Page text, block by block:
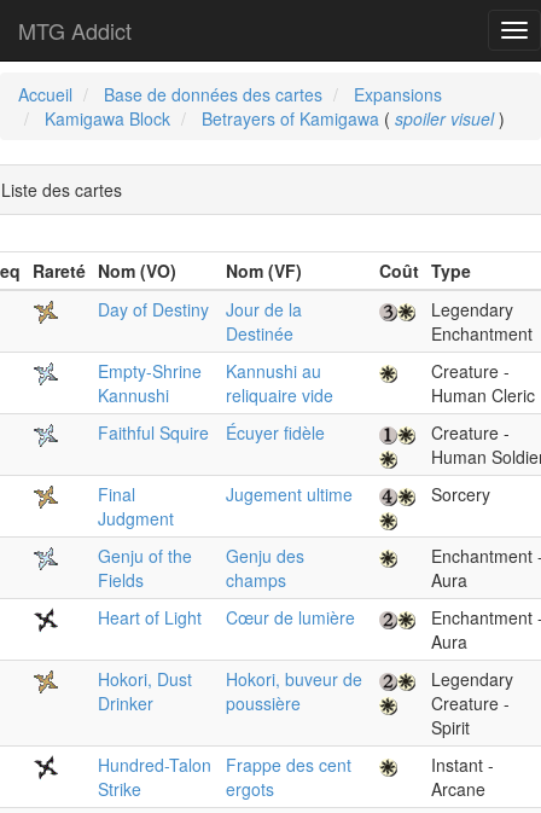
MTG Addict
Accueil Base de données des cartes
Expansions
Kamigawa Block
Betrayers of Kamigawa ( spoiler visuel )
Liste des cartes
Rareté Nom (VO) Nom (VF) Coût Type
Day of Destiny
Jour de la
Destinée
Legendary
Enchantment
Empty-Shrine
Kannushi
Kannushi au
reliquaire vide
Creature -
Human Cleric
Faithful Squire
Écuyer fidèle
Creature -
Human
Final
Judgment
Jugement ultime Sorcery
Genju of the
Fields
Genju des
champs
Enchantment
Aura
Heart of Light
Cœur de lumière
Enchantment
Aura
Hokori, Dust
Drinker
Hokori, buveur de
poussière
Legendary
Creature -
Spirit
Hundred-Talon
Strike
Frappe des cent
ergots
Instant -
Arcane